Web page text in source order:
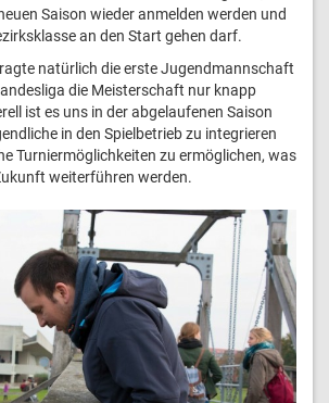
Saison wieder anmelden werden und
an den Start gehen darf.
natürlich die erste Jugendmannschaft
die Meisterschaft nur knapp
ist es uns in der abgelaufenen Saison
in den Spielbetrieb zu integrieren
Turniermöglichkeiten zu ermöglichen, was
weiterführen werden.